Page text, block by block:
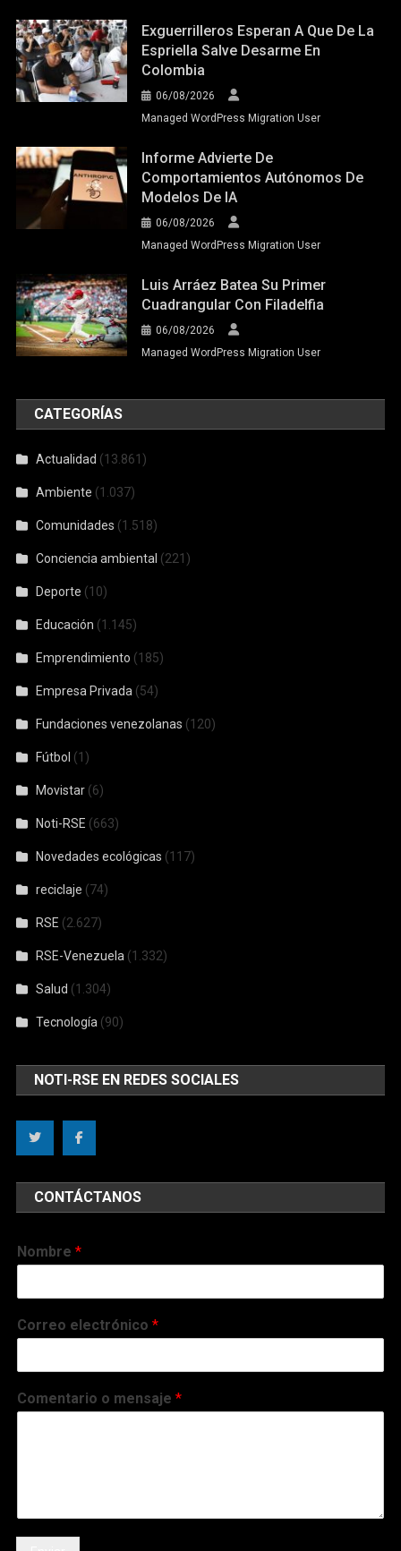
Exguerrilleros Esperan A Que De La
Espriella Salve Desarme En
Colombia
06/08/2026
Managed WordPress Migration User
Informe Advierte De
Comportamientos Autónomos De
Modelos De IA
06/08/2026
Managed WordPress Migration User
Luis Arráez Batea Su Primer
Cuadrangular Con Filadelfia
06/08/2026
Managed WordPress Migration User
CATEGORÍAS
Actualidad (13.861)
Ambiente (1.037)
Comunidades (1.518)
Conciencia ambiental (221)
Deporte (10)
Educación (1.145)
Emprendimiento (185)
Empresa Privada (54)
Fundaciones venezolanas (120)
Fútbol (1)
Movistar (6)
Noti-RSE (663)
Novedades ecológicas (117)
reciclaje (74)
RSE (2.627)
RSE-Venezuela (1.332)
Salud (1.304)
Tecnología (90)
NOTI-RSE EN REDES SOCIALES
CONTÁCTANOS
Nombre*
Correo electrónico*
Comentario o mensaje*